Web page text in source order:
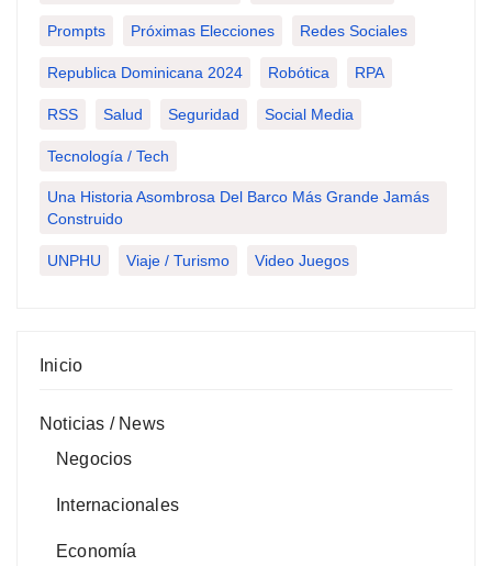
Prompts Próximas Elecciones Redes Sociales
Republica Dominicana 2024 Robótica RPA
RSS Salud Seguridad Social Media
Tecnología / Tech
Una Historia Asombrosa Del Barco Más Grande Jamás
Construido
UNPHU Viaje / Turismo Video Juegos
Inicio
Noticias / News
Negocios
Internacionales
Economía